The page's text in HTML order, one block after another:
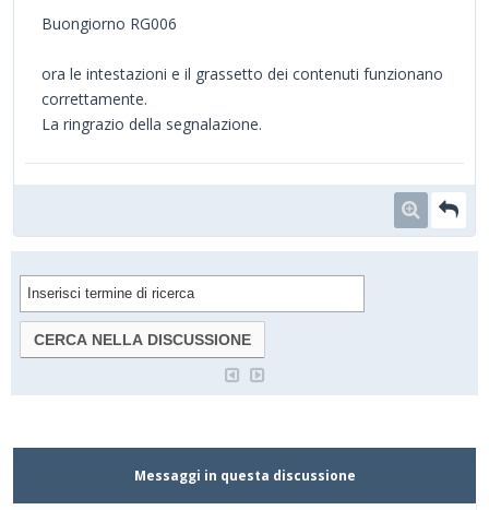
Buongiorno RG006
ora le intestazioni e il grassetto dei contenuti funzionano
correttamente.
La ringrazio della segnalazione.
Messaggi in questa discussione